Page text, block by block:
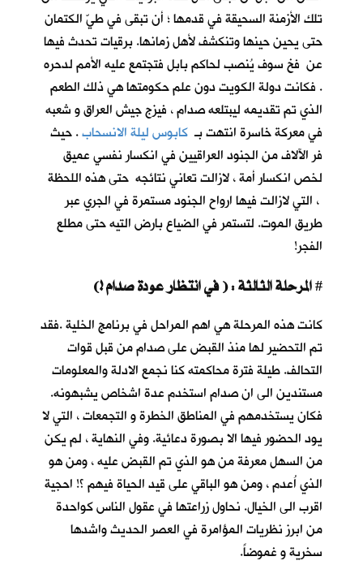
تلك الأزمنة السحيقة في قدمها ؛ أن تبقى في طيّ الكتمان
حتى يحين حينها وتنكشف لأهل زمانها. برقيات تحدث فيها
عن فخ سوف يُنصب لحاكم بابل فتجتمع عليه الأمم لدحره
. فكانت دولة الكويت دون علم حكومتها هي ذلك الطعم
الذي تم تقديمه ليبتلعه صدام ، فيزج جيش العراق و شعبه
في معركة خاسرة انتهت بـ كابوس ليلة الانسحاب. حيث
فر الآلاف من الجنود العراقيين في انكسار نفسي عميق
لخص انكسار أمة ، لازالت تعاني نتائجه حتى هذه اللحظة
، التي لازالت فيها ارواح الجنود مستمرة في الجري عبر
طريق الموت. لتستمر في الضياع بارض التيه حتى مطلع
الفجر!
#
كانت هذه المرحلة هي اهم المراحل في برنامج الخلية .فقد
تم التحضير لها منذ القبض على صدام من قبل قوات
التحالف. طيلة فترة محاكمته كنا نجمع الادلة والمعلومات
مستندين الى ان صدام استخدم عدة اشخاص يشبهونه.
فكان يستخدمهم في المناطق الخطرة و التجمعات ، التي لا
يود الحضور فيها الا بصورة دعائية. وفي النهاية ، لم يكن
من السهل معرفة من هو الذي تم القبض عليه ، ومن هو
الذي اُعدم ، ومن هو الباقي على قيد الحياة فيهم ؟! احجية
اقرب الى الخيال. نحاول زراعتها في عقول الناس كواحدة
من ابرز نظريات المؤامرة في العصر الحديث واشدها
سخرية و غموضاً.